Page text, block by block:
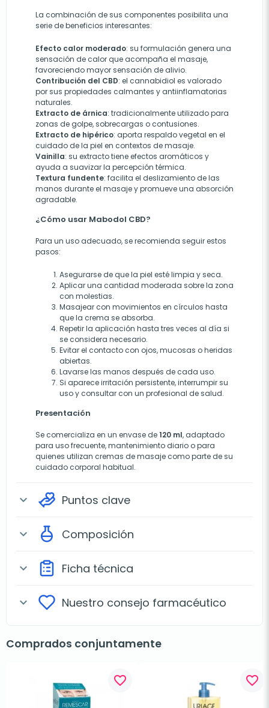
La combinación de sus componentes posibilita una
serie de beneficios interesantes:
Efecto calor moderado: su formulación genera una
sensación de calor que acompaña el masaje,
favoreciendo mayor sensación de alivio.
Contribución del CBD: el cannabidiol es valorado
por sus propiedades calmantes y antiinflamatorias
naturales.
Extracto de árnica: tradicionalmente utilizado para
zonas de golpe, sobrecargas o contusiones.
Extracto de hipérico: aporta respaldo vegetal en el
cuidado de la piel en contextos de masaje.
Vainilla: su extracto tiene efectos aromáticos y
ayuda a suavizar la percepción térmica.
Textura fundente: facilita el deslizamiento de las
manos durante el masaje y promueve una absorción
agradable.
¿Cómo usar Mabodol CBD?
Para un uso adecuado, se recomienda seguir estos
pasos:
Asegurarse de que la piel esté limpia y seca.
Aplicar una cantidad moderada sobre la zona
con molestias.
Masajear con movimientos en círculos hasta
que la crema se absorba.
Repetir la aplicación hasta tres veces al día si
se considera necesario.
Evitar el contacto con ojos, mucosas o heridas
abiertas.
Lavarse las manos después de cada uso.
Si aparece irritación persistente, interrumpir su
uso y consultar con un profesional de salud.
Presentación
Se comercializa en un envase de120 ml, adaptado
para uso frecuente, mantenimiento diario o para
quienes utilizan cremas de masaje como parte de su
cuidado corporal habitual.
expand_more Puntos clave
expand_more Composición
expand_more Ficha técnica
expand_more Nuestro consejo farmacéutico
Comprados conjuntamente
favorite_border favorite_border